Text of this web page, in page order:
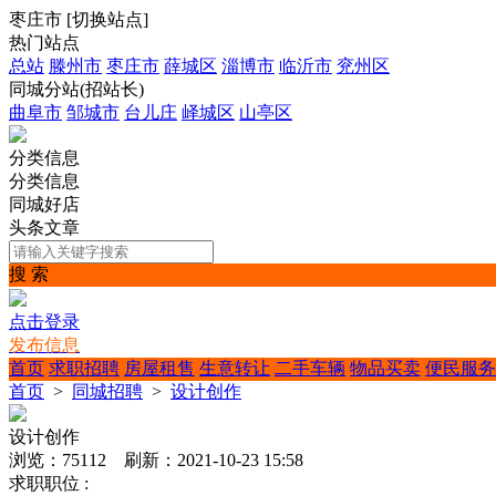
枣庄市 [切换站点]
热门站点
总站 滕州市 枣庄市 薛城区 淄博市 临沂市 兖州区
同城分站(招站长)
曲阜市 邹城市 台儿庄 峄城区 山亭区
分类信息
分类信息
同城好店
头条文章
搜 索
点击登录
发布信息
首页 求职招聘 房屋租售 生意转让 二手车辆 物品买卖 便民服务
首页 > 同城招聘 > 设计创作
设计创作
浏览：75112 刷新：2021-10-23 15:58
求职职位 :